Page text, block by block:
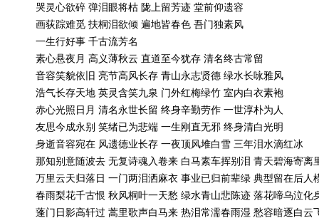
哭灵心欲碎 弹泪眼将枯 陇上留芳迹 堂前仰遗容
画荻踪难觅 扶桐泪欲倾 遍地皆春色 吾门独素风
一生行好事 千古流芳名
素心悬夜月 高义薄秋云 直道至今犹存 清名终古常留
音容笑貌依旧 亮节高风长存 青山永志贤德 绿水长咏雅风
浩气长存天地 英灵含笑九泉 门外红梅绿竹 室内白衣素袍
赤心光照日月 清名永世长留 终身辛勤劳作 一世淳朴为人
友思今成永别 笑绪已为悲端 一生刚直无邪 终身清白光明
身逝音容宛在 风遗德业长存 一夜顶风堆白雪 三年泪水滴红冰
那知别意随波去 无复诗魂入卷来 白马素车挥别泪 青天碧海寄离
万里云天归落日 一门两泪洒麻衣 事业已归前辈绿 典型留在后人
春雨梨花千古恨 秋风桐叶一天愁 绿水青山悲陈迹 落花啼乌泣化
蓬门日影高轩过 蒿里歌声白马来 热泪常濡春雨湿 愁容暗逐白云